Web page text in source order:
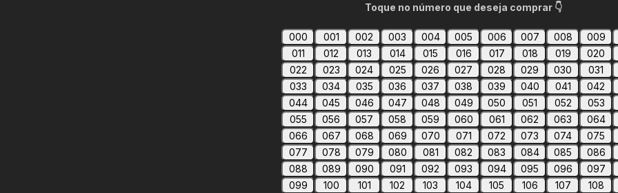
Toque no número que deseja comprar 👇
000 001 002 003 004 005 006 007 008
009
011
012 013 014 015 016 017 018 019
020
022
023 024 025 026 027 028 029 030
031
033
034 035 036 037 038 039 040 041
042
044
045 046 047 048 049 050 051 052
053
055
056 057 058 059 060 061 062 063
064
066
067 068 069 070 071 072 073 074
075
077
078 079 080 081 082 083 084 085
086
088
089 090 091 092 093 094 095 096
097
099
100 101 102 103 104 105 106 107
108